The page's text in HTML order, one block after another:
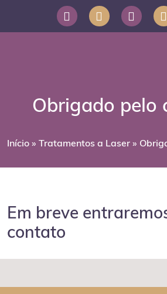
Obrigado pelo
Início » Tratamentos a Laser »
Em breve
contato